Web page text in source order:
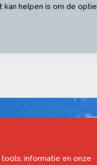
kan helpen is om de optie
informatie en onze